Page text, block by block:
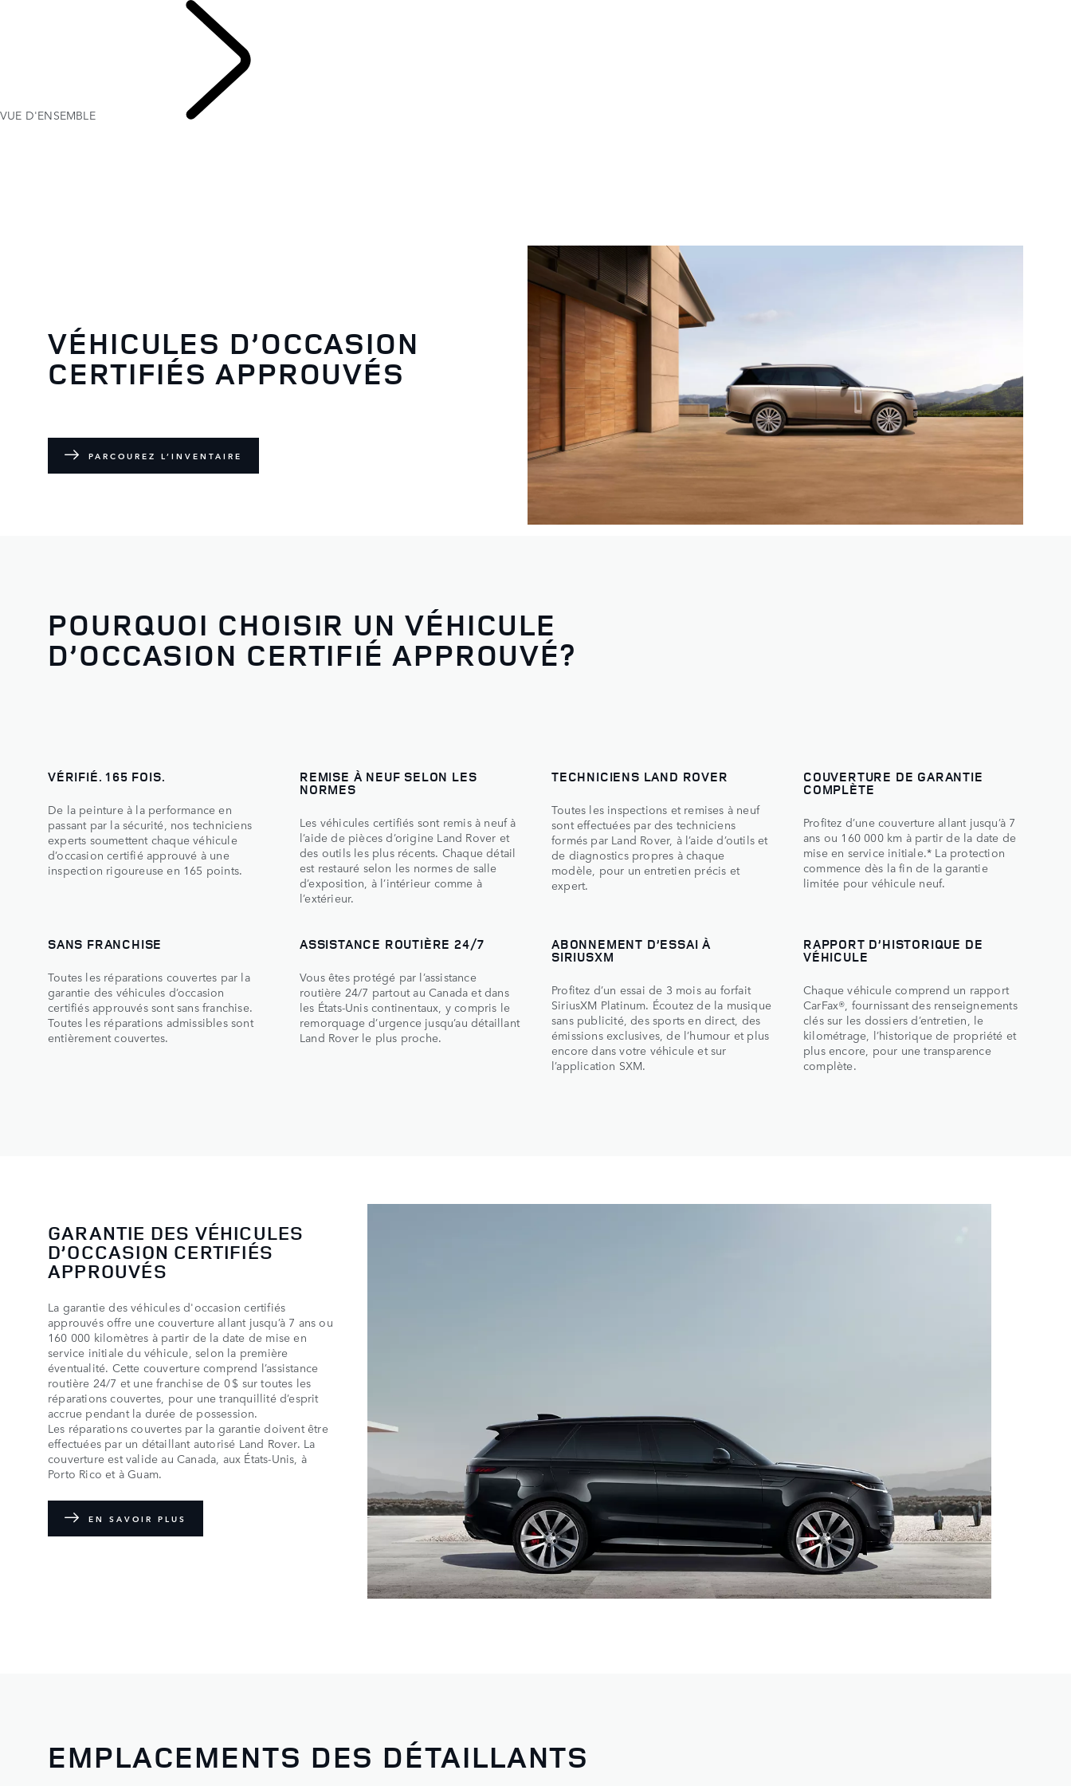
VUE D'ENSEMBLE
VÉHICULES D’OCCASION
CERTIFIÉS APPROUVÉS
PARCOUREZ L’INVENTAIRE
POURQUOI CHOISIR UN VÉHICULE
D’OCCASION CERTIFIÉ APPROUVÉ?
VÉRIFIÉ. 165 FOIS.
De la peinture à la performance en
passant par la sécurité, nos techniciens
experts soumettent chaque véhicule
d’occasion certifié approuvé à une
inspection rigoureuse en 165 points.
REMISE À NEUF SELON LES
NORMES
Les véhicules certifiés sont remis à neuf à
l’aide de pièces d’origine Land Rover et
des outils les plus récents. Chaque détail
est restauré selon les normes de salle
d’exposition, à l’intérieur comme à
l’extérieur.
TECHNICIENS LAND ROVER
Toutes les inspections et remises à neuf
sont effectuées par des techniciens
formés par Land Rover, à l’aide d’outils et
de diagnostics propres à chaque
modèle, pour un entretien précis et
expert.
COUVERTURE DE GARANTIE
COMPLÈTE
Profitez d’une couverture allant jusqu’à 7
ans ou 160 000 km à partir de la date de
mise en service initiale.* La protection
commence dès la fin de la garantie
limitée pour véhicule neuf.
SANS FRANCHISE
Toutes les réparations couvertes par la
garantie des véhicules d’occasion
certifiés approuvés sont sans franchise.
Toutes les réparations admissibles sont
entièrement couvertes.
ASSISTANCE ROUTIÈRE 24/7
Vous êtes protégé par l’assistance
routière 24/7 partout au Canada et dans
les États-Unis continentaux, y compris le
remorquage d’urgence jusqu’au détaillant
Land Rover le plus proche.
ABONNEMENT D’ESSAI À
SIRIUSXM
Profitez d’un essai de 3 mois au forfait
SiriusXM Platinum. Écoutez de la musique
sans publicité, des sports en direct, des
émissions exclusives, de l’humour et plus
encore dans votre véhicule et sur
l’application SXM.
RAPPORT D’HISTORIQUE DE
VÉHICULE
Chaque véhicule comprend un rapport
CarFax®, fournissant des renseignements
clés sur les dossiers d’entretien, le
kilométrage, l’historique de propriété et
plus encore, pour une transparence
complète.
GARANTIE DES VÉHICULES
D’OCCASION CERTIFIÉS
APPROUVÉS
La garantie des véhicules d'occasion certifiés
approuvés offre une couverture allant jusqu’à 7 ans ou
160 000 kilomètres à partir de la date de mise en
service initiale du véhicule, selon la première
éventualité. Cette couverture comprend l’assistance
routière 24/7 et une franchise de 0 $ sur toutes les
réparations couvertes, pour une tranquillité d’esprit
accrue pendant la durée de possession.
Les réparations couvertes par la garantie doivent être
effectuées par un détaillant autorisé Land Rover. La
couverture est valide au Canada, aux États-Unis, à
Porto Rico et à Guam.
EN SAVOIR PLUS
EMPLACEMENTS DES DÉTAILLANTS